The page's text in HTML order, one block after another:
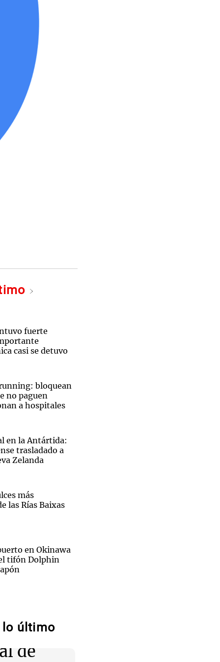
fuerte
casi se detuvo
bloquean
no paguen
a hospitales
en la Antártida:
trasladado a
Zelanda
más
las Rías Baixas
en Okinawa
tifón Dolphin
busca fichar a
lo último
en el
de